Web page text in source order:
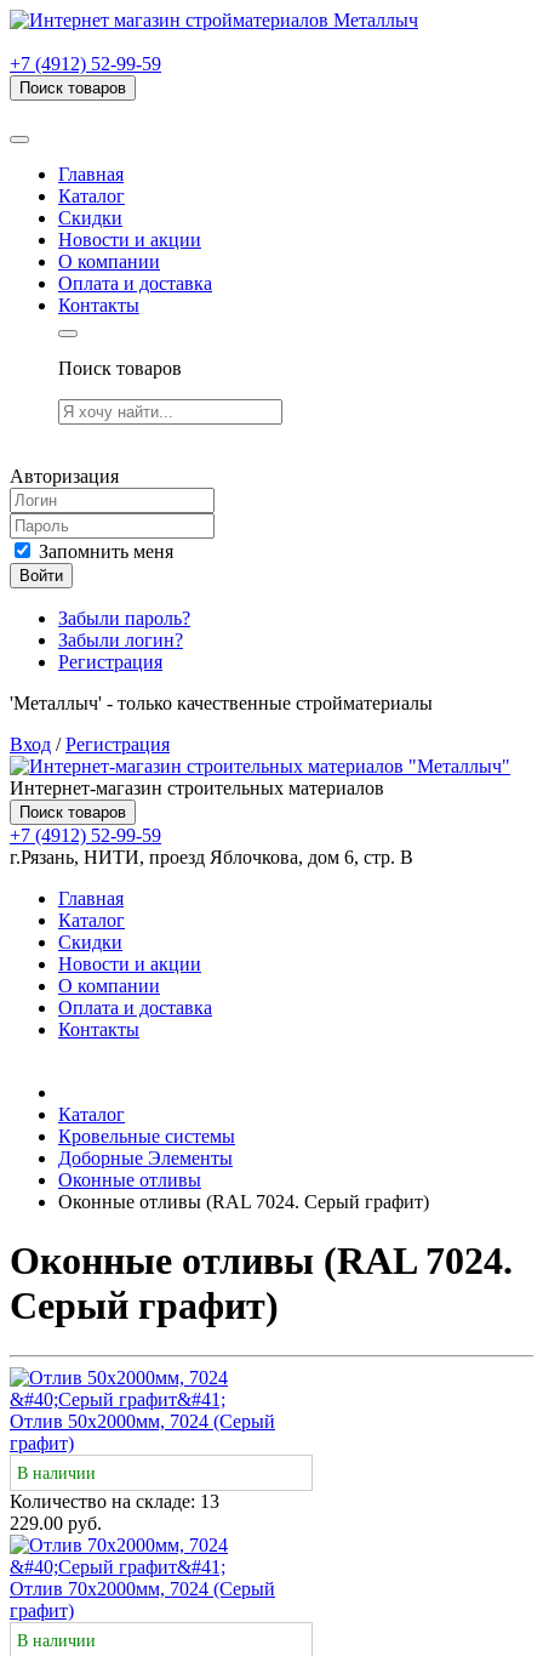
+7 (4912) 52-99-59
Поиск товаров
Главная
Каталог
Скидки
Новости и акции
О компании
Оплата и доставка
Контакты
Поиск товаров
Авторизация
Запомнить меня
Войти
Забыли пароль?
Забыли логин?
Регистрация
'Металлыч' - только качественные стройматериалы
Вход /Регистрация
Интернет-магазин строительных материалов
Поиск товаров
+7 (4912) 52-99-59
г.Рязань, НИТИ, проезд Яблочкова, дом 6, стр. В
Главная
Каталог
Скидки
Новости и акции
О компании
Оплата и доставка
Контакты
Каталог
Кровельные системы
Доборные Элементы
Оконные отливы
Оконные отливы (RAL 7024. Серый графит)
Оконные отливы (RAL 7024.
Серый графит)
Отлив 50х2000мм, 7024 (Серый
графит)
В наличии
Количество на складе: 13
229.00 руб.
Отлив 70х2000мм, 7024 (Серый
графит)
В наличии